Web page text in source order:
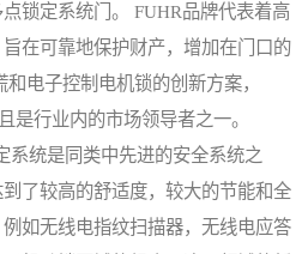
锁定系统门。 FUHR品牌代表着高
在可靠地保护财产，增加在门口的
电子控制电机锁的创新方案，
是行业内的市场领导者之一。
系统是同类中先进的安全系统之
了较高的舒适度，较大的节能和全
如无线电指纹扫描器，无线电应答